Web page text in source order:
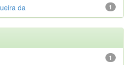
1
da
1